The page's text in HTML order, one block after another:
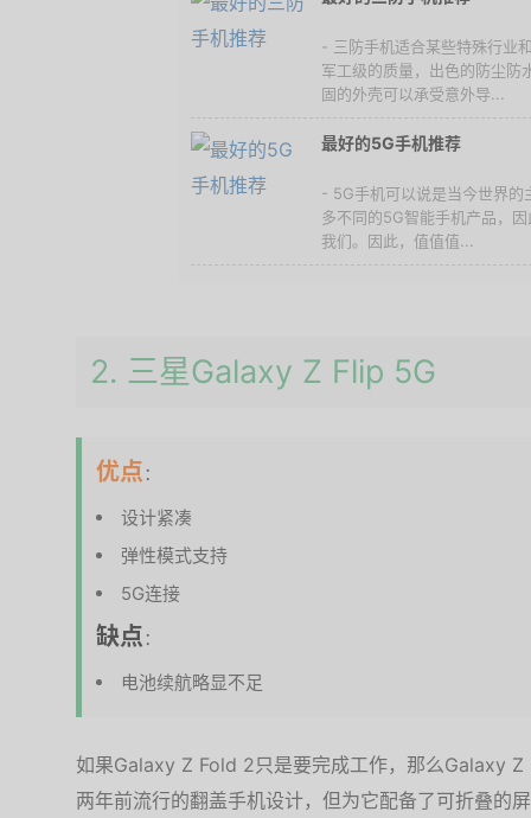
- 三防手机适合某些特殊行业
军工级的质量，出色的防尘防
固的外壳可以承受意外导...
最好的5G手机推荐
- 5G手机可以说是当今世界的
多不同的5G智能手机产品，
我们。因此，值值值...
2. 三星Galaxy Z Flip 5G
优点 ：
设计紧凑
弹性模式支持
5G连接
缺点 ：
电池续航略显不足
如果Galaxy Z Fold 2只是要完成工作，那么Galaxy
两年前流行的翻盖手机设计，但为它配备了可折叠的